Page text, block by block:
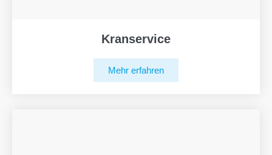
Kranservice
Mehr erfahren